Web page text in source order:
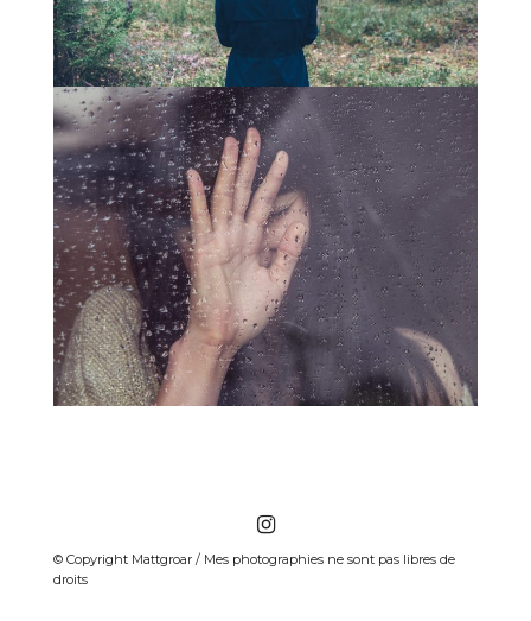
© Copyright Mattgroar / Mes photographies ne sont pas libres de
droits